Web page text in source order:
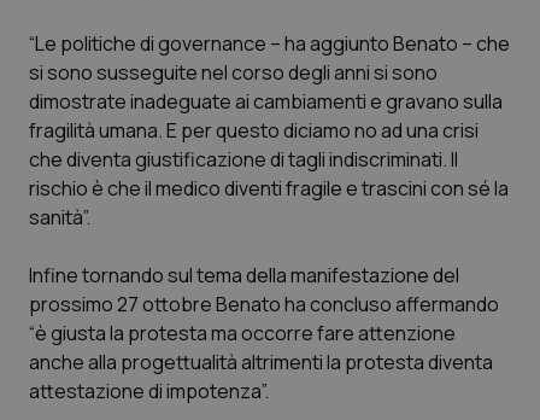
Liguria
Lombardia
Marche
Molise
Piemonte
Provincia Autonoma di Bolzano
Disturbi dell’umore
Dolore
Donna & Salute
Epatiti
HIV
Infezioni & Febbre
“Le politiche digovernance – ha aggiunto Benato – che
si sono susseguite nel corso degli anni si sono
dimostrate inadeguate ai cambiamenti e gravano sulla
fragilità umana. E per questo diciamo no ad una crisi
che diventa giustificazione di tagli indiscriminati. Il
rischio è che il medico diventi fragile e trascini con sé la
sanità”.
Infine tornando sul tema della manifestazione del
prossimo 27 ottobre Benato ha concluso affermando
“è giusta la protesta ma occorre fare attenzione
anche alla progettualità altrimenti la protesta diventa
attestazione di impotenza”.